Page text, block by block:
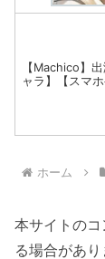
【Machico】
ャラ】【スマ
ホーム
本サイトの
る場合があり